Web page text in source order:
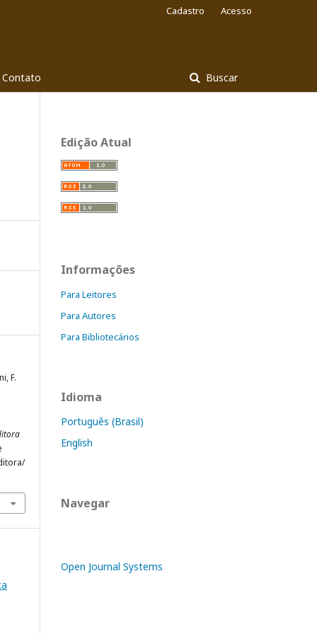
Contato Buscar
Cadastro Acesso
F.
Edição Atual
Informações
Para Leitores
Para Autores
Para Bibliotecários
Idioma
Português (Brasil)
English
Navegar
Open Journal Systems